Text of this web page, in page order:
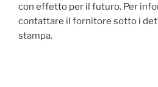
con effetto per il futuro. Per
contattare il fornitore sotto i
stampa.